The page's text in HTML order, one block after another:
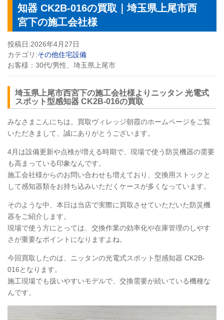
知器 CK2B-016の買取｜埼玉県上尾市西
宮下の施工会社様
投稿日:2026年4月27日
カテゴリ:その他住宅設備
お客様： 30代/男性、埼玉県上尾市
埼玉県上尾市西宮下の施工会社様よりニッタン 光電式
スポット型感知器 CK2B-016の買取
みなさまこんにちは。買取ヴィレッジ朝霞のホームページをご覧
いただきまして、誠にありがとうございます。
4月は設備更新や点検が増える時期で、現場で使う防災機器の需要
も高まっている印象なんです。
施工会社様からのお問い合わせも増えており、交換用ストックと
して感知器類をお持ち込みいただくケースが多くなっています。
そのような中、本日は当店で実際に買取させていただいた防災機
器をご紹介します。
現場で使う方にとっては、交換作業の効率化や在庫管理のしやす
さが重要なポイントになりますよね。
今回買取したのは、ニッタンの光電式スポット型感知器 CK2B-
016となります。
施工現場でも扱いやすいモデルで、交換需要が続いている機種な
んです。